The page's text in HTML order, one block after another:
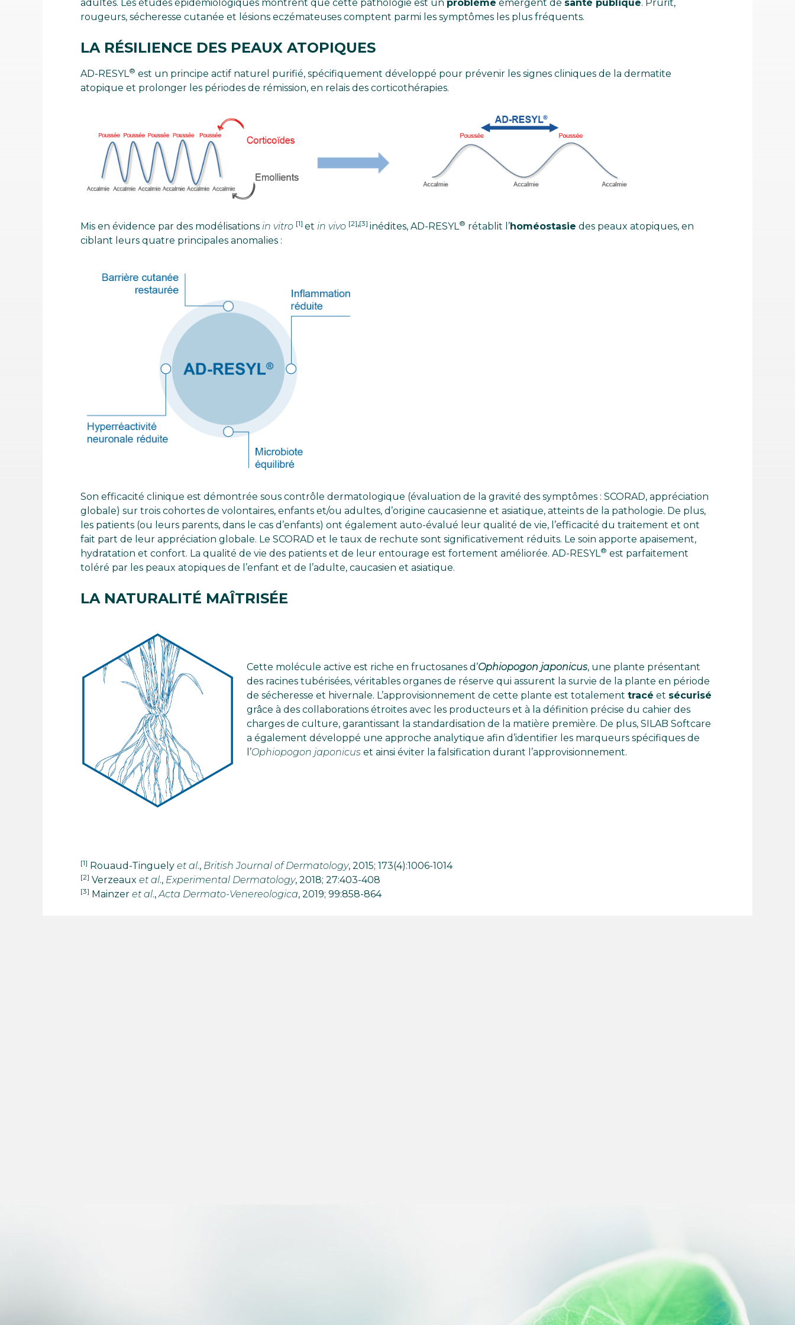
adultes. Les études épidémiologiques montrent que cette pathologie est un problème émergent de santé publique. Prurit,
rougeurs, sécheresse cutanée et lésions eczémateuses comptent parmi les symptômes les plus fréquents.
LA RÉSILIENCE DES PEAUX ATOPIQUES
AD-RESYL® est un principe actif naturel purifié, spécifiquement développé pour prévenir les signes cliniques de la dermatite
atopique et prolonger les périodes de rémission, en relais des corticothérapies.
Mis en évidence par des modélisations in vitro [1] et in vivo [2],[3] inédites, AD-RESYL ® rétablit l’homéostasie des peaux atopiques, en
ciblant leurs quatre principales anomalies :
Son efficacité clinique est démontrée sous contrôle dermatologique (évaluation de la gravité des symptômes : SCORAD, appréciation
globale) sur trois cohortes de volontaires, enfants et/ou adultes, d’origine caucasienne et asiatique, atteints de la pathologie. De plus,
les patients (ou leurs parents, dans le cas d’enfants) ont également auto-évalué leur qualité de vie, l’efficacité du traitement et ont
fait part de leur appréciation globale. Le SCORAD et le taux de rechute sont significativement réduits. Le soin apporte apaisement,
hydratation et confort. La qualité de vie des patients et de leur entourage est fortement améliorée. AD-RESYL® est parfaitement
toléré par les peaux atopiques de l’enfant et de l’adulte, caucasien et asiatique.
LA NATURALITÉ MAÎTRISÉE
Cette molécule active est riche en fructosanes d’Ophiopogon japonicus, une plante présentant
des racines tubérisées, véritables organes de réserve qui assurent la survie de la plante en période
de sécheresse et hivernale. L’approvisionnement de cette plante est totalement tracé et sécurisé
grâce à des collaborations étroites avec les producteurs et à la définition précise du cahier des
charges de culture, garantissant la standardisation de la matière première. De plus, SILAB Softcare
a également développé une approche analytique afin d’identifier les marqueurs spécifiques de
l’Ophiopogon japonicus et ainsi éviter la falsification durant l’approvisionnement.
[1] Rouaud-Tinguely et al., British Journal of Dermatology, 2015; 173(4):1006-1014
[2] Verzeaux et al., Experimental Dermatology, 2018; 27:403-408
[3] Mainzer et al.,Acta Dermato-Venereologica, 2019; 99:858-864